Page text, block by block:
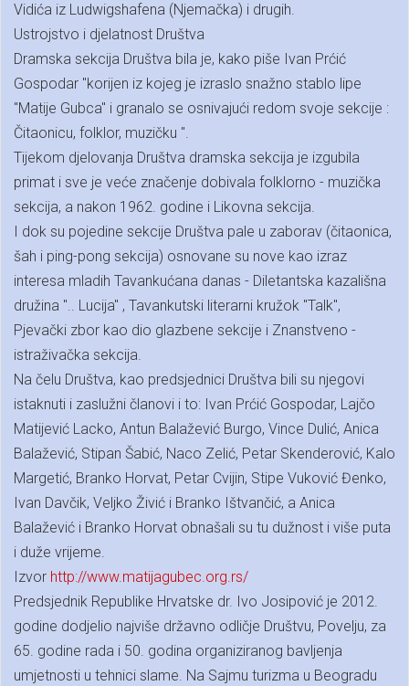
Vidića iz Ludwigshafena (Njemačka) i drugih.
Ustrojstvo i djelatnost Društva
Dramska sekcija Društva bila je, kako piše Ivan Prćić
Gospodar "korijen iz kojeg je izraslo snažno stablo lipe
"Matije Gubca" i granalo se osnivajući redom svoje sekcije :
Čitaonicu, folklor, muzičku ".
Tijekom djelovanja Društva dramska sekcija je izgubila
primat i sve je veće značenje dobivala folklorno - muzička
sekcija, a nakon 1962. godine i Likovna sekcija.
I dok su pojedine sekcije Društva pale u zaborav (čitaonica,
šah i ping-pong sekcija) osnovane su nove kao izraz
interesa mladih Tavankućana danas - Diletantska kazališna
družina ".. Lucija" , Tavankutski literarni kružok "Talk",
Pjevački zbor kao dio glazbene sekcije i Znanstveno -
istraživačka sekcija.
Na čelu Društva, kao predsjednici Društva bili su njegovi
istaknuti i zaslužni članovi i to: Ivan Prćić Gospodar, Lajčo
Matijević Lacko, Antun Balažević Burgo, Vince Dulić, Anica
Balažević, Stipan Šabić, Naco Zelić, Petar Skenderović, Kalo
Margetić, Branko Horvat, Petar Cvijin, Stipe Vuković Đenko,
Ivan Davčik, Veljko Živić i Branko Ištvančić, a Anica
Balažević i Branko Horvat obnašali su tu dužnost i više puta
i duže vrijeme.
Izvor http://www.matijagubec.org.rs/
Predsjednik Republike Hrvatske dr. Ivo Josipović je 2012.
godine dodjelio najviše državno odličje Društvu, Povelju, za
65. godine rada i 50. godina organiziranog bavljenja
umjetnosti u tehnici slame. Na Sajmu turizma u Beogradu